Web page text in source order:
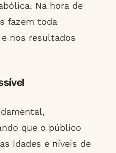
Na hora de
fazem toda
nos resultados
que o público
idades e níveis de